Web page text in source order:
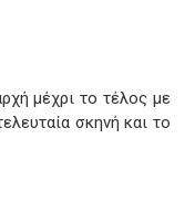
μέχρι το τέλος με
σκηνή και το